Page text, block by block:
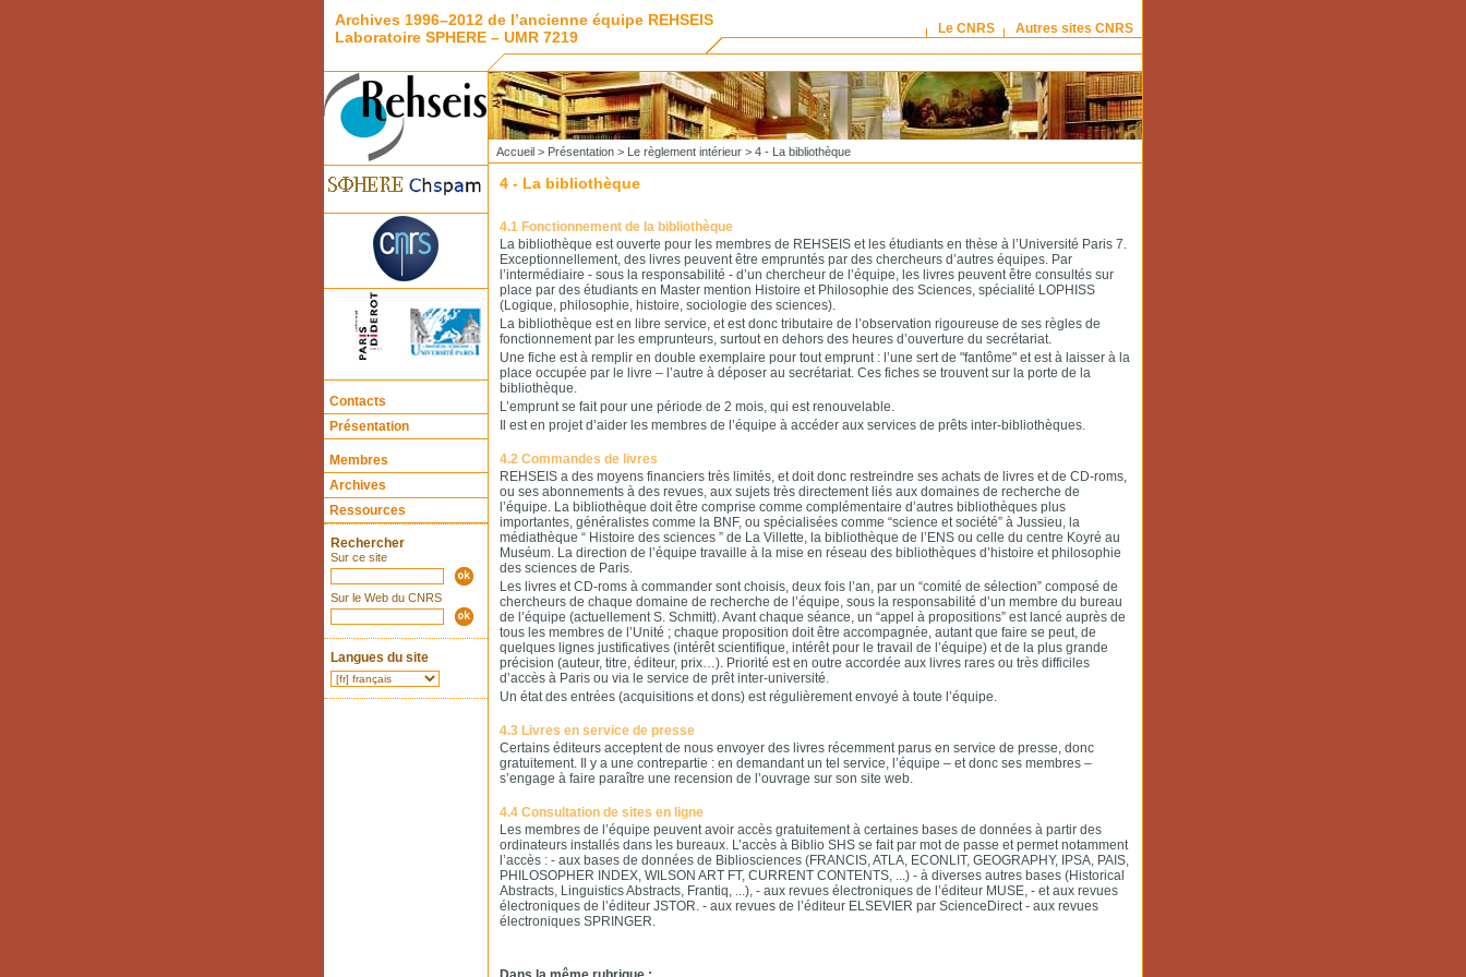
Archives 1996–2012 de l’ancienne équipe REHSEIS
Laboratoire SPHERE – UMR 7219
Le CNRS Autres sites CNRS
Contacts
Présentation
Membres
Archives
Ressources
Rechercher
Sur ce site
Sur le Web du CNRS
Langues du site
Accueil> Présentation> Le règlement intérieur> 4 - La bibliothèque
4 - La bibliothèque
4.1 Fonctionnement de la bibliothèque
La bibliothèque est ouverte pour les membres de REHSEIS et les étudiants en thèse à l’Université Paris 7.
Exceptionnellement, des livres peuvent être empruntés par des chercheurs d’autres équipes. Par
l’intermédiaire - sous la responsabilité - d’un chercheur de l’équipe, les livres peuvent être consultés sur
place par des étudiants en Master mention Histoire et Philosophie des Sciences, spécialité LOPHISS
(Logique, philosophie, histoire, sociologie des sciences).
La bibliothèque est en libre service, et est donc tributaire de l’observation rigoureuse de ses règles de
fonctionnement par les emprunteurs, surtout en dehors des heures d’ouverture du secrétariat.
Une fiche est à remplir en double exemplaire pour tout emprunt : l’une sert de "fantôme" et est à laisser à la
place occupée par le livre – l’autre à déposer au secrétariat. Ces fiches se trouvent sur la porte de la
bibliothèque.
L’emprunt se fait pour une période de 2 mois, qui est renouvelable.
Il est en projet d’aider les membres de l’équipe à accéder aux services de prêts inter-bibliothèques.
4.2 Commandes de livres
REHSEIS a des moyens financiers très limités, et doit donc restreindre ses achats de livres et de CD-roms,
ou ses abonnements à des revues, aux sujets très directement liés aux domaines de recherche de
l’équipe. La bibliothèque doit être comprise comme complémentaire d’autres bibliothèques plus
importantes, généralistes comme la BNF, ou spécialisées comme “science et société” à Jussieu, la
médiathèque “ Histoire des sciences ” de La Villette, la bibliothèque de l’ENS ou celle du centre Koyré au
Muséum. La direction de l’équipe travaille à la mise en réseau des bibliothèques d’histoire et philosophie
des sciences de Paris.
Les livres et CD-roms à commander sont choisis, deux fois l’an, par un “comité de sélection” composé de
chercheurs de chaque domaine de recherche de l’équipe, sous la responsabilité d’un membre du bureau
de l’équipe (actuellement S. Schmitt). Avant chaque séance, un “appel à propositions” est lancé auprès de
tous les membres de l’Unité ; chaque proposition doit être accompagnée, autant que faire se peut, de
quelques lignes justificatives (intérêt scientifique, intérêt pour le travail de l’équipe) et de la plus grande
précision (auteur, titre, éditeur, prix…). Priorité est en outre accordée aux livres rares ou très difficiles
d’accès à Paris ou via le service de prêt inter-université.
Un état des entrées (acquisitions et dons) est régulièrement envoyé à toute l’équipe.
4.3 Livres en service de presse
Certains éditeurs acceptent de nous envoyer des livres récemment parus en service de presse, donc
gratuitement. Il y a une contrepartie : en demandant un tel service, l’équipe – et donc ses membres –
s’engage à faire paraître une recension de l’ouvrage sur son site web.
4.4 Consultation de sites en ligne
Les membres de l’équipe peuvent avoir accès gratuitement à certaines bases de données à partir des
ordinateurs installés dans les bureaux. L’accès à Biblio SHS se fait par mot de passe et permet notamment
l’accès : - aux bases de données de Bibliosciences (FRANCIS, ATLA, ECONLIT, GEOGRAPHY, IPSA, PAIS,
PHILOSOPHER INDEX, WILSON ART FT, CURRENT CONTENTS, ...) - à diverses autres bases (Historical
Abstracts, Linguistics Abstracts, Frantiq, ...), - aux revues électroniques de l’éditeur MUSE, - et aux revues
électroniques de l’éditeur JSTOR. - aux revues de l’éditeur ELSEVIER par ScienceDirect - aux revues
électroniques SPRINGER.